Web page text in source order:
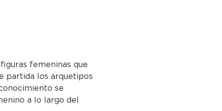
femeninas que
partida los arquetipos
se
a lo largo del